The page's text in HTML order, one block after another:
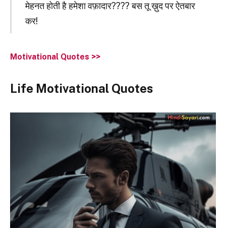
मेहनत होती है हमेशा वफ़ादार???? बस तू ख़ुद पर ऐतबार
कर!
Motivational Quotes >>
Life Motivational Quotes